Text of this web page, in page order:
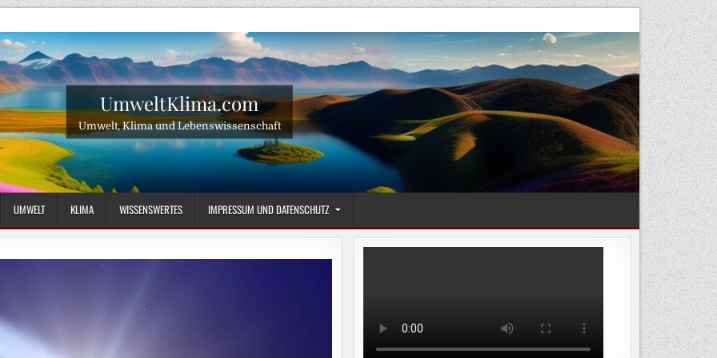
UmweltKlima.com
Umwelt, Klima und Lebenswissenschaft
UMWELT KLIMA WISSENSWERTES IMPRESSUM UND DATENSCHUTZ